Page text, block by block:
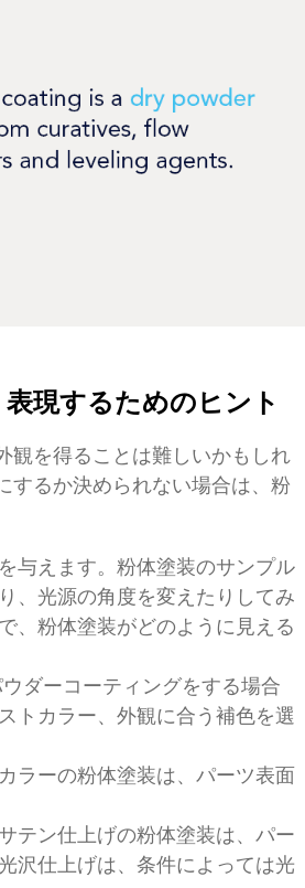
現するためのヒント
観を得ることは難しいかもしれ
するか決められない場合は、粉
与えます。粉体塗装のサンプル
、光源の角度を変えたりしてみ
、粉体塗装がどのように見える
ダーコーティングをする場合
トカラー、外観に合う補色を選
ラーの粉体塗装は、パーツ表面
テン仕上げの粉体塗装は、パー
沢仕上げは、条件によっては光